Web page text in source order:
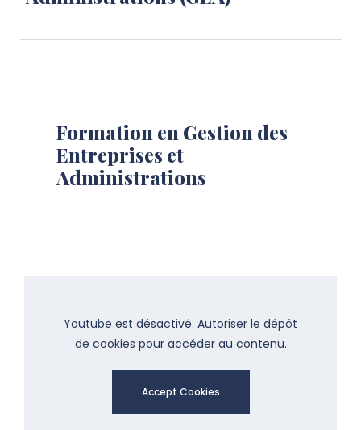
Formation en Gestion des
Entreprises et
Administrations
Youtube est désactivé. Autoriser le dépôt
de cookies pour accéder au contenu.
Accept Cookies